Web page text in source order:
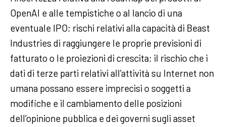
OpenAI e alle tempistiche o al lancio di una
eventuale IPO; rischi relativi alla capacità di Beast
Industries di raggiungere le proprie previsioni di
fatturato o le proiezioni di crescita; il rischio che i
dati di terze parti relativi all’attività su Internet non
umana possano essere imprecisi o soggetti a
modifiche e il cambiamento delle posizioni
dell’opinione pubblica e dei governi sugli asset